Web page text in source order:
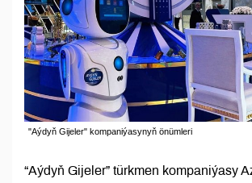
"Aýdyň Gijeler" kompaniýasynyň önümleri
“Aýdyň Gijeler” türkmen kompaniýasy